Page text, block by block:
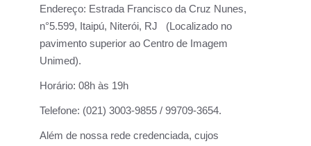
Endereço: Estrada Francisco da Cruz Nunes,
n°5.599, Itaipú, Niterói, RJ (Localizado no
pavimento superior ao Centro de Imagem
Unimed).
Horário: 08h às 19h
Telefone: (021) 3003-9855 / 99709-3654.
Além de nossa rede credenciada, cujos